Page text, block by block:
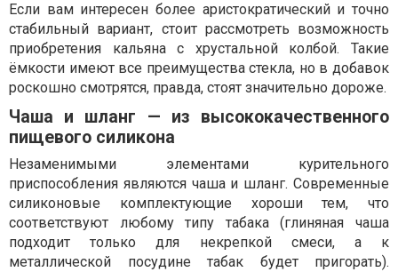
Если вам интересен более аристократический и точно
стабильный вариант, стоит рассмотреть возможность
приобретения кальяна с хрустальной колбой. Такие
ёмкости имеют все преимущества стекла, но в добавок
роскошно смотрятся, правда, стоят значительно дороже.
Чаша и шланг — из высококачественного
пищевого силикона
Незаменимыми элементами курительного
приспособления являются чаша и шланг. Современные
силиконовые комплектующие хороши тем, что
соответствуют любому типу табака (глиняная чаша
подходит только для некрепкой смеси, а к
металлической посудине табак будет пригорать).